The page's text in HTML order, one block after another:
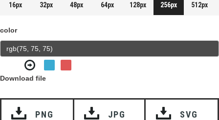
16px 32px 48px 64px 128px 256px 512px
color
Download file
PNG JPG SVG